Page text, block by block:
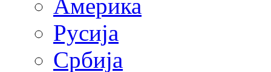
Америка
Русија
Србија